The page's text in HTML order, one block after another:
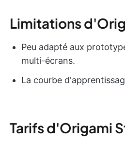
Limitations
Peu adapté aux
multi-écrans.
La courbe
Tarifs d'Origami